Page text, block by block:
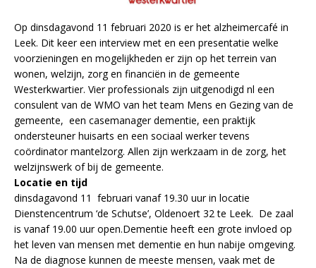
Op dinsdagavond 11 februari 2020 is er het alzheimercafé in
Leek. Dit keer een interview met en een presentatie welke
voorzieningen en mogelijkheden er zijn op het terrein van
wonen, welzijn, zorg en financiën in de gemeente
Westerkwartier. Vier professionals zijn uitgenodigd nl een
consulent van de WMO van het team Mens en Gezing van de
gemeente, een casemanager dementie, een praktijk
ondersteuner huisarts en een sociaal werker tevens
coördinator mantelzorg. Allen zijn werkzaam in de zorg, het
welzijnswerk of bij de gemeente.
Locatie en tijd
dinsdagavond 11 februari vanaf 19.30 uur in locatie
Dienstencentrum ‘de Schutse’, Oldenoert 32 te Leek. De zaal
is vanaf 19.00 uur open.Dementie heeft een grote invloed op
het leven van mensen met dementie en hun nabije omgeving.
Na de diagnose kunnen de meeste mensen, vaak met de